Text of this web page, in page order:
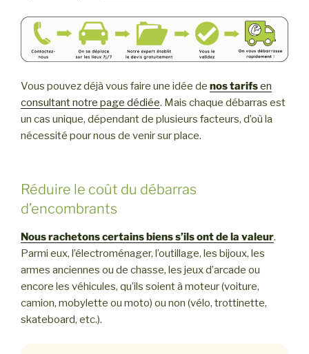
Vous pouvez déjà vous faire une idée de nos tarifsen
consultant notre page dédiée. Mais chaque débarras est
un cas unique, dépendant de plusieurs facteurs, d’où la
nécessité pour nous de venir sur place.
Réduire le coût du débarras
d’encombrants
Nous rachetons certains biens s’ils ont de la valeur.
Parmi eux, l’électroménager, l’outillage, les bijoux, les
armes anciennes ou de chasse, les jeux d’arcade ou
encore les véhicules, qu’ils soient à moteur (voiture,
camion, mobylette ou moto) ou non (vélo, trottinette,
skateboard, etc.).